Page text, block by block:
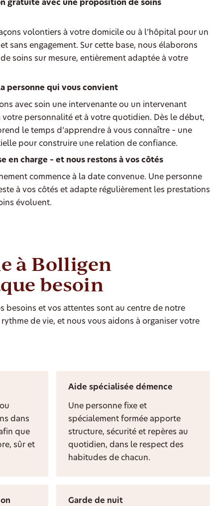
gratuite avec une proposition de soins
volontiers à votre domicile ou à l’hôpital pour un
sans engagement. Sur cette base, nous élaborons
soins sur mesure, entièrement adaptée à votre
personne qui vous convient
avec soin une intervenante ou un intervenant
personnalité et à votre quotidien. Dès le début,
le temps d’apprendre à vous connaître – une
pour construire une relation de confiance.
en charge – et nous restons à vos côtés
commence à la date convenue. Une personne
à vos côtés et adapte régulièrement les prestations
évoluent.
à Bolligen
besoin
besoins et vos attentes sont au centre de notre
de vie, et nous vous aidons à organiser votre
dans
que
sûr et
Aide spécialisée démence
Une personne fixe et
spécialement formée apporte
structure, sécurité et repères au
quotidien, dans le respect des
habitudes de chacun.
Garde de nuit